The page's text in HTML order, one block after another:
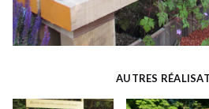
AUTRES